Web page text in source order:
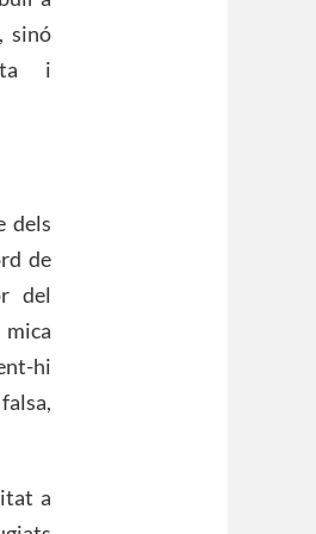
sinó
i
dels
de
del
mica
hi
a